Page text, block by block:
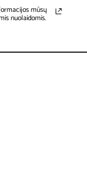
mūsų
nuolaidomis.